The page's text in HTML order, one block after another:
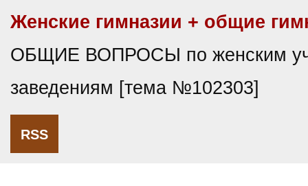
Женские гимназии + общие
ОБЩИЕ ВОПРОСЫ по женским
заведениям [тема №102303]
RSS